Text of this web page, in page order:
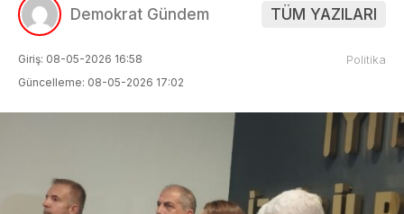
Demokrat Gündem TÜM YAZILARI
Giriş: 08-05-2026 16:58
Güncelleme: 08-05-2026 17:02
Politika